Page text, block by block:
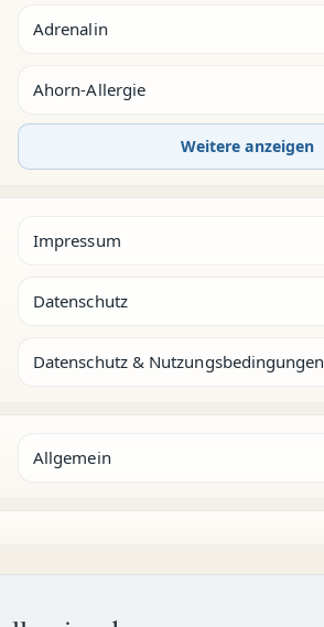
Adrenalin
Ahorn-Allergie
Weitere anzeigen
Impressum
Datenschutz
Datenschutz & Nutzungsbedingungen
Allgemein